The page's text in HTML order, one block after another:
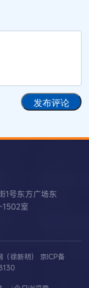
发布评论
1号东方广场东
室
徐新明） 京ICP备